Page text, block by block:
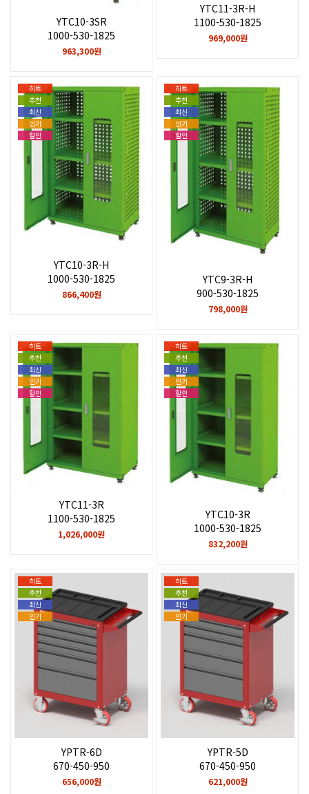
YTC10-3SR
1000-530-1825
963,300원
YTC11-3R-H
1100-530-1825
969,000원
히트
추천
최신
인기
할인
YTC10-3R-H
1000-530-1825
866,400원
히트
추천
최신
인기
할인
YTC9-3R-H
900-530-1825
798,000원
히트
추천
최신
인기
할인
YTC11-3R
1100-530-1825
1,026,000원
히트
추천
최신
인기
할인
YTC10-3R
1000-530-1825
832,200원
히트
추천
최신
인기
YPTR-6D
670-450-950
656,000원
히트
추천
최신
인기
YPTR-5D
670-450-950
621,000원